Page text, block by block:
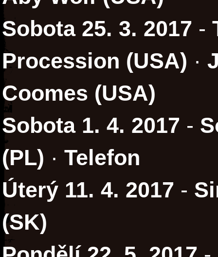
Sobota 25. 3. 2017 -
Procession (USA) ·
Coomes (USA)
Sobota 1. 4. 2017 -
(PL) · Telefon
Úterý 11. 4. 2017 -
(SK)